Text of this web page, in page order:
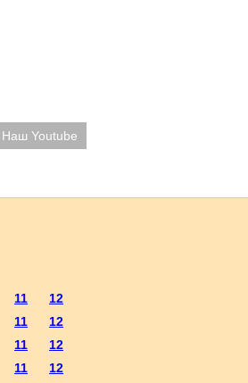
Наш Youtube
11
12
11
12
11
12
11
12